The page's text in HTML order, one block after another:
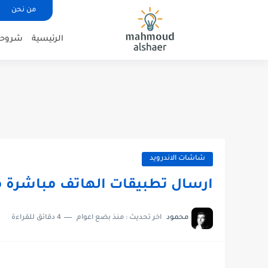
من نحن
الرئيسية
شاشات الاندرويد
ارسال تطبيقات الهاتف مباشرة
محمود اخر تحديث : منذ بضع اعوام 4 دقائق للقراءة